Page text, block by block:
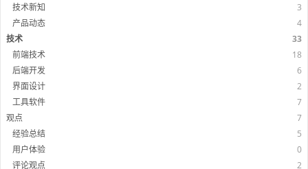
技术新知
3
产品动态
4
技术
33
前端技术
18
后端开发
6
界面设计
2
工具软件
7
观点
7
经验总结
5
用户体验
0
评论观点
2